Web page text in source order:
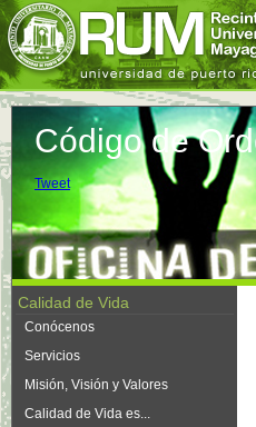
Código de
Tweet
Calidad de Vida
Conócenos
Servicios
Misión, Visión y Valores
Calidad de Vida es...